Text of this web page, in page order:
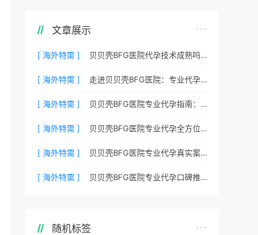
文章展示
[ 海外特需 ] 贝贝壳BFG医院代孕技术成熟吗？专业代孕团队保驾护航
[ 海外特需 ] 走进贝贝壳BFG医院：专业代孕的实验室环境与操作流程
[ 海外特需 ] 贝贝壳BFG医院专业代孕指南：如何提高代孕试管的成功率？
[ 海外特需 ] 贝贝壳BFG医院专业代孕全方位质控，科学管理生育每一步
[ 海外特需 ] 贝贝壳BFG医院专业代孕真实案例：他们是如何在这里圆梦的
[ 海外特需 ] 贝贝壳BFG医院专业代孕口碑推荐：听听老客户的真实评价
随机标签